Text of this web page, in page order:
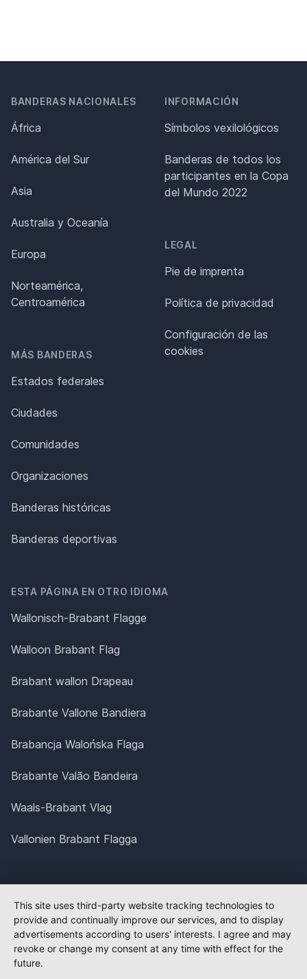
BANDERAS NACIONALES
África
América del Sur
Asia
Australia y Oceanía
Europa
Norteamérica,
Centroamérica
MÁS BANDERAS
Estados federales
Ciudades
Comunidades
Organizaciones
Banderas históricas
Banderas deportivas
INFORMACIÓN
Símbolos vexilológicos
Banderas de todos los
participantes en la Copa
del Mundo 2022
LEGAL
Pie de imprenta
Política de privacidad
Configuración de las
cookies
ESTA PÁGINA EN OTRO IDIOMA
Wallonisch-Brabant Flagge
Walloon Brabant Flag
Brabant wallon Drapeau
Brabante Vallone Bandiera
Brabancja Walońska Flaga
Brabante Valão Bandeira
Waals-Brabant Vlag
Vallonien Brabant Flagga
This site uses third-party website tracking technologies to
provide and continually improve our services, and to display
advertisements according to users' interests. I agree and may
revoke or change my consent at any time with effect for the
future.